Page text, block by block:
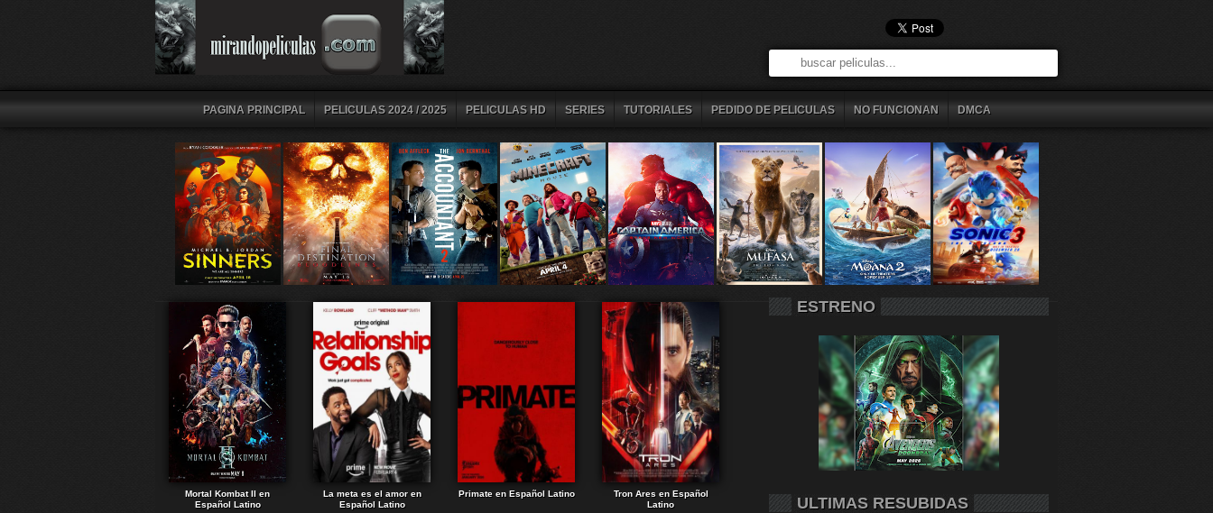
PAGINA PRINCIPAL PELICULAS 2024 / 2025 PELICULAS HD SERIES TUTORIALES PEDIDO DE PELICULAS NO FUNCIONAN DMCA
Mortal Kombat II en
Español Latino
La meta es el amor en
Español Latino
Primate en Español Latino
Tron Ares en Español
Latino
ESTRENO
ULTIMAS RESUBIDAS